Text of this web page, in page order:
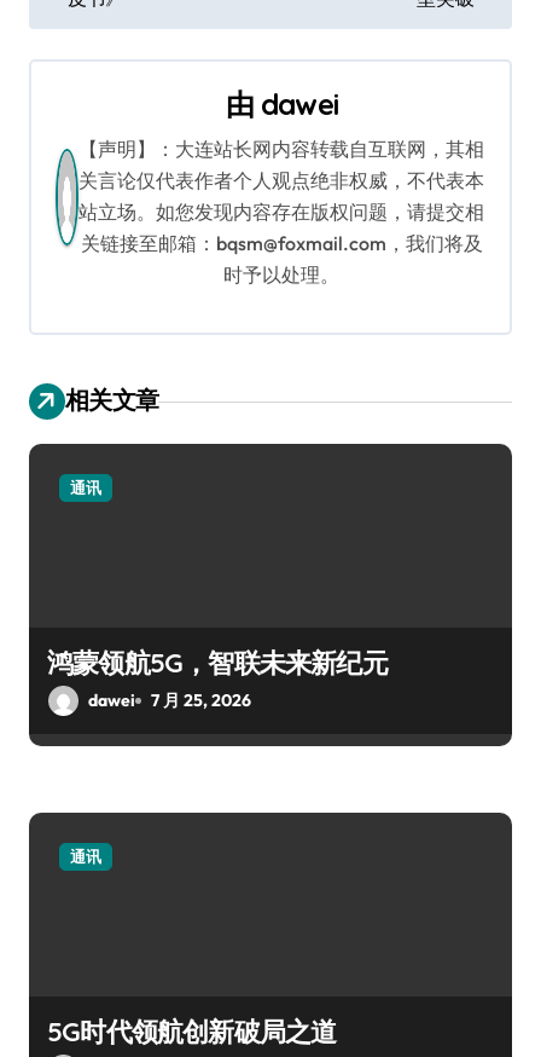
章
导
由 dawei
【声明】：大连站长网内容转载自互联网，其相
关言论仅代表作者个人观点绝非权威，不代表本
站立场。如您发现内容存在版权问题，请提交相
关链接至邮箱：bqsm@foxmail.com，我们将及
时予以处理。
相关文章
通讯
鸿蒙领航5G，智联未来新纪元
dawei 7 月 25, 2026
通讯
5G时代领航创新破局之道